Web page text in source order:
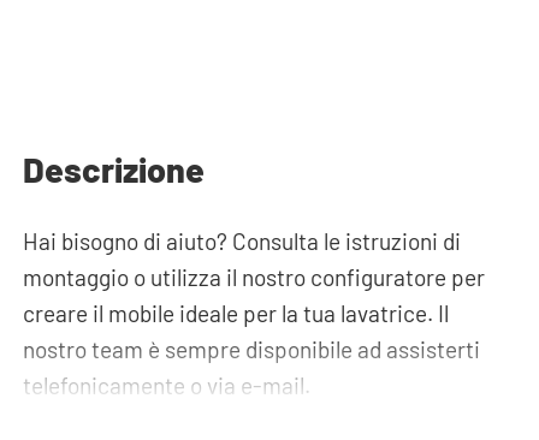
Descrizione
Hai bisogno di aiuto? Consulta le istruzioni di
montaggio o utilizza il nostro configuratore per
creare il mobile ideale per la tua lavatrice. Il
nostro team è sempre disponibile ad assisterti
telefonicamente o via e-mail.